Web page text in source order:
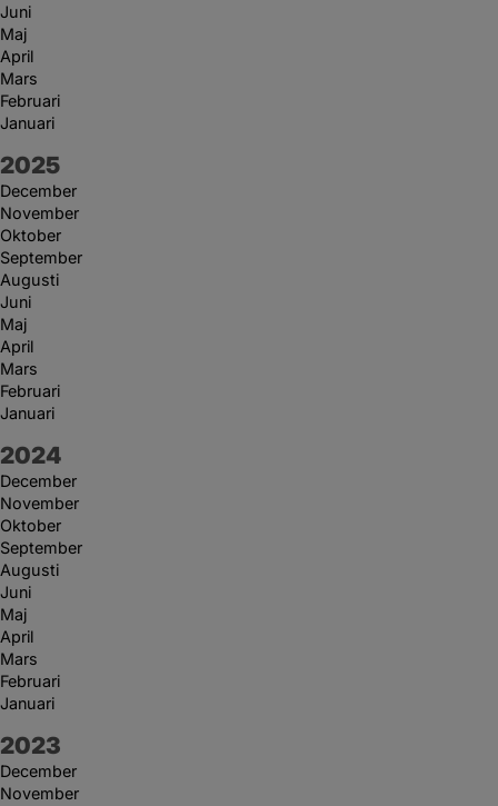
Juni
Maj
April
Mars
Februari
Januari
År:
2025
December
November
Oktober
September
Augusti
Juni
Maj
April
Mars
Februari
Januari
År:
2024
December
November
Oktober
September
Augusti
Juni
Maj
April
Mars
Februari
Januari
År:
2023
December
November